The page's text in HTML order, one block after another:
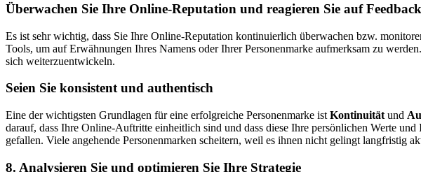
Überwachen Sie Ihre Online-Reputation und reagieren Sie auf Feedback
Es ist sehr wichtig, dass Sie Ihre Online-Reputation kontinuierlich überwachen bzw.
Tools, um auf Erwähnungen Ihres Namens oder Ihrer Personenmarke aufmerksam zu
sich weiterzuentwickeln.
Seien Sie konsistent und authentisch
Eine der wichtigsten Grundlagen für eine erfolgreiche Personenmarke ist Kontinuität und
darauf, dass Ihre Online-Auftritte einheitlich sind und dass diese Ihre persönlichen Werte
gefallen. Viele angehende Personenmarken scheitern, weil es ihnen nicht gelingt langfristig
8. Analysieren Sie und optimieren Sie Ihre Strategie